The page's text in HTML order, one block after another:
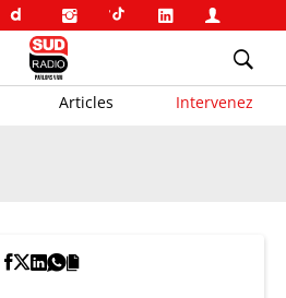
Articles Intervenez